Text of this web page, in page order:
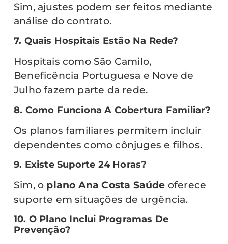
Sim, ajustes podem ser feitos mediante
análise do contrato.
7. Quais Hospitais Estão Na Rede?
Hospitais como São Camilo,
Beneficência Portuguesa e Nove de
Julho fazem parte da rede.
8. Como Funciona A Cobertura Familiar?
Os planos familiares permitem incluir
dependentes como cônjuges e filhos.
9. Existe Suporte 24 Horas?
Sim, o plano Ana Costa Saúde oferece
suporte em situações de urgência.
10. O Plano Inclui Programas De
Prevenção?